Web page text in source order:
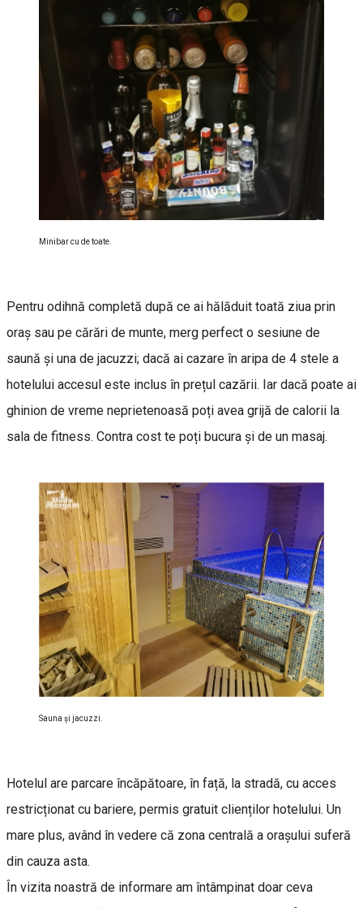
Minibar cu de toate.
Pentru odihnă completă după ce ai hălăduit toată ziua prin
oraș sau pe cărări de munte, merg perfect o sesiune de
saună și una de jacuzzi; dacă ai cazare în aripa de 4 stele a
hotelului accesul este inclus în prețul cazării. Iar dacă poate ai
ghinion de vreme neprietenoasă poți avea grijă de calorii la
sala de fitness. Contra cost te poți bucura și de un masaj.
Sauna şi jacuzzi.
Hotelul are parcare încăpătoare, în față, la stradă, cu acces
restricționat cu bariere, permis gratuit clienților hotelului. Un
mare plus, având în vedere că zona centrală a orașului suferă
din cauza asta.
În vizita noastră de informare am întâmpinat doar ceva